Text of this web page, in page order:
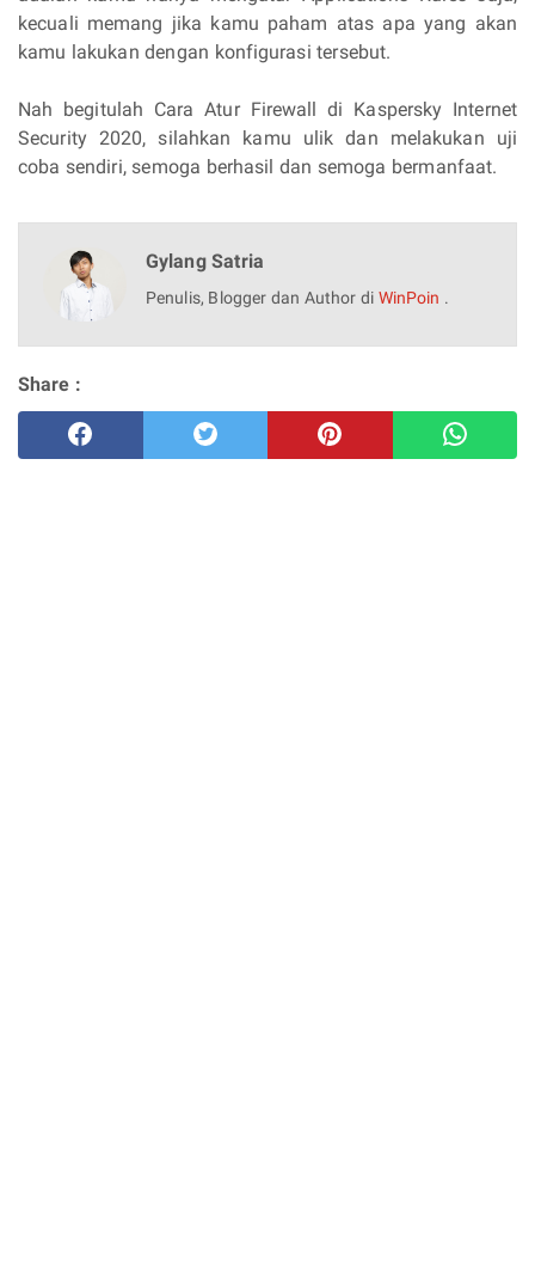
kecuali memang jika kamu paham atas apa yang akan
kamu lakukan dengan konfigurasi tersebut.
Nah begitulah Cara Atur Firewall di Kaspersky Internet
Security 2020, silahkan kamu ulik dan melakukan uji
coba sendiri, semoga berhasil dan semoga bermanfaat.
Gylang Satria
Penulis, Blogger dan Author di WinPoin .
Share :